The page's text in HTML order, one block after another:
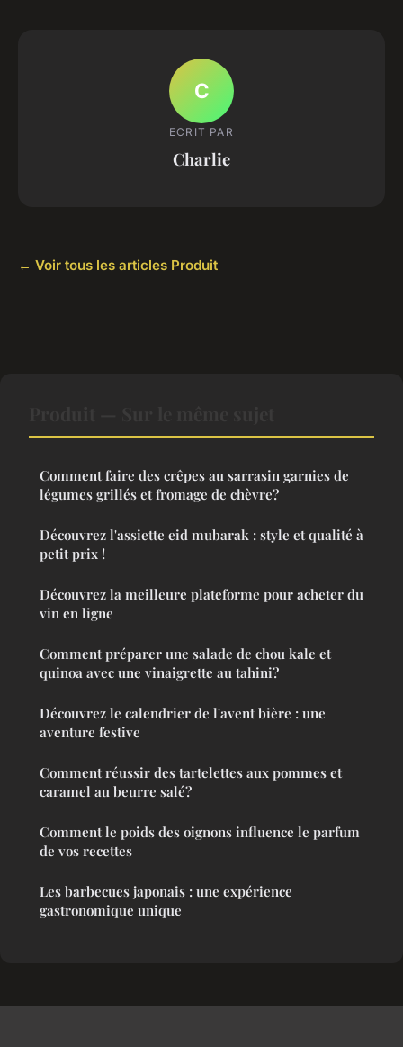
C
ECRIT PAR
Charlie
← Voir tous les articles Produit
Comment faire des crêpes au sarrasin garnies de
légumes grillés et fromage de chèvre?
Découvrez l'assiette eid mubarak : style et qualité à
petit prix !
Découvrez la meilleure plateforme pour acheter du
vin en ligne
Comment préparer une salade de chou kale et
quinoa avec une vinaigrette au tahini?
Découvrez le calendrier de l'avent bière : une
aventure festive
Comment réussir des tartelettes aux pommes et
caramel au beurre salé?
Comment le poids des oignons influence le parfum
de vos recettes
Les barbecues japonais : une expérience
gastronomique unique